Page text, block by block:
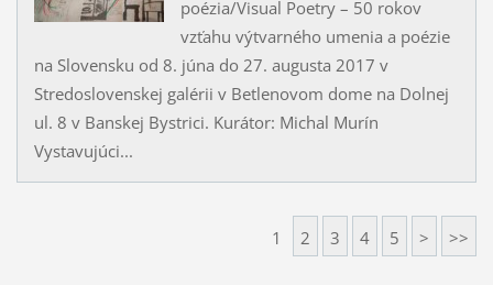
poézia/Visual Poetry – 50 rokov
vzťahu výtvarného umenia a poézie
na Slovensku od 8. júna do 27. augusta 2017 v
Stredoslovenskej galérii v Betlenovom dome na Dolnej
ul. 8 v Banskej Bystrici. Kurátor: Michal Murín
Vystavujúci...
1 2 3 4 5 > >>